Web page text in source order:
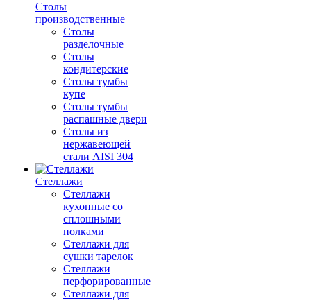
Столы
производственные
Столы
разделочные
Столы
кондитерские
Столы тумбы
купе
Столы тумбы
распашные двери
Столы из
нержавеющей
стали AISI 304
Стеллажи
Стеллажи
кухонные со
сплошными
полками
Стеллажи для
сушки тарелок
Стеллажи
перфорированные
Стеллажи для